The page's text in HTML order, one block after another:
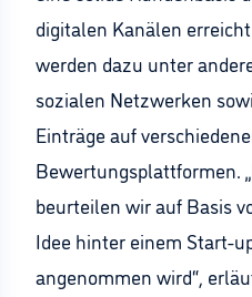
digitalen Kanälen
werden dazu unter
sozialen Netzwerken
Einträge auf
Bewertungsplattformen.
beurteilen wir auf Basis
Idee hinter einem Start-
angenommen wird“,